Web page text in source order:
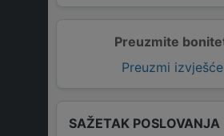
Preuzmite
Preuzmi
SAŽETAK POSLOVANJA